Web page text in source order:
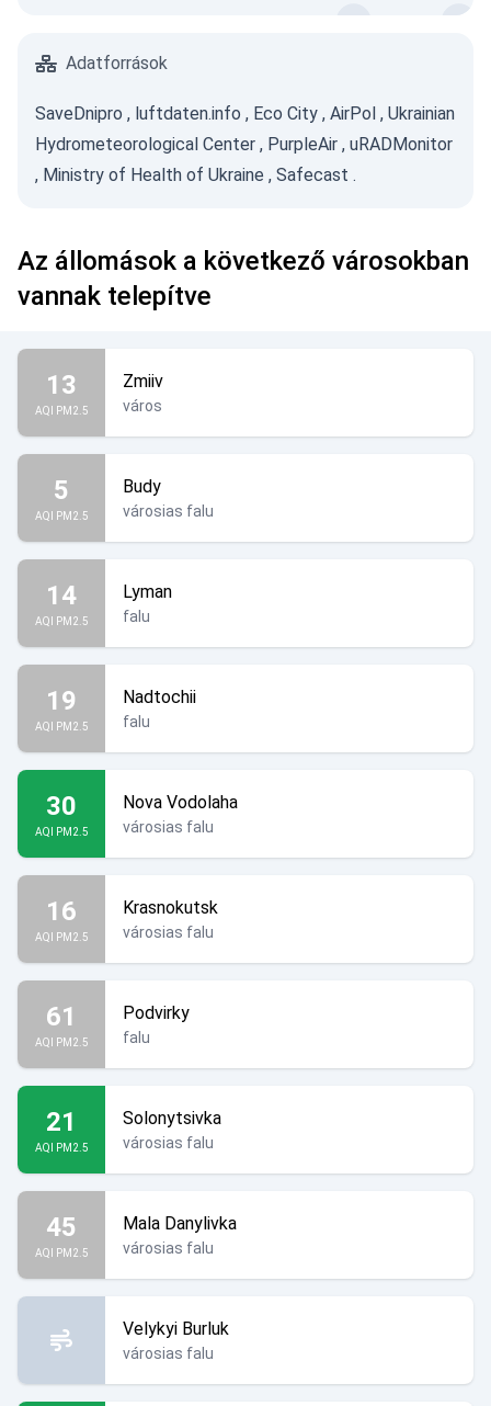
Adatforrások
SaveDnipro , luftdaten.info , Eco City , AirPol , Ukrainian
Hydrometeorological Center , PurpleAir , uRADMonitor
, Ministry of Health of Ukraine , Safecast .
Az állomások a következő városokban
vannak telepítve
13
AQI PM2.5
Zmiiv
város
5
AQI PM2.5
Budy
városias falu
14
AQI PM2.5
Lyman
falu
19
AQI PM2.5
Nadtochii
falu
30
AQI PM2.5
Nova Vodolaha
városias falu
16
AQI PM2.5
Krasnokutsk
városias falu
61
AQI PM2.5
Podvirky
falu
21
AQI PM2.5
Solonytsivka
városias falu
45
AQI PM2.5
Mala Danylivka
városias falu
Velykyi Burluk
városias falu